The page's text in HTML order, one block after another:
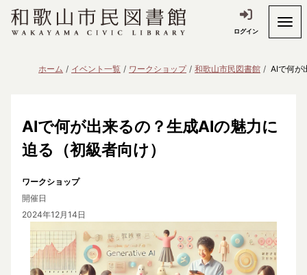
ログイン
ホーム イベント一覧 ワークショップ 和歌山市民図書館 AIで何が
AIで何が出来るの？生成AIの魅力に
迫る（初級者向け）
ワークショップ
開催日
2024年12月14日